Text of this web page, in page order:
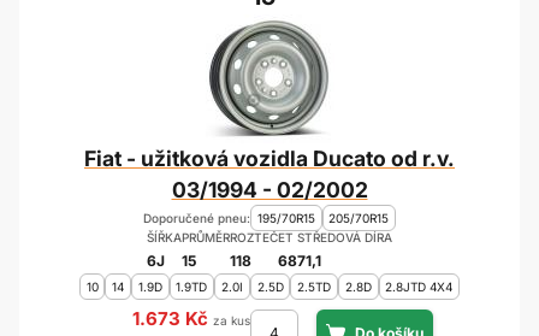
Fiat - užitková vozidla Ducato od r.v.
03/1994 - 02/2002
ŠÍŘKA
6J
PRŮMĚR
15
ROZTEČ
118
ET
68
STŘEDOVÁ DÍRA
71,1
Doporučené pneu: 195/70R15 205/70R15
10 14 1.9D 1.9TD 2.0I 2.5D 2.5TD 2.8D 2.8JTD 4X4
1.673 Kč za kus